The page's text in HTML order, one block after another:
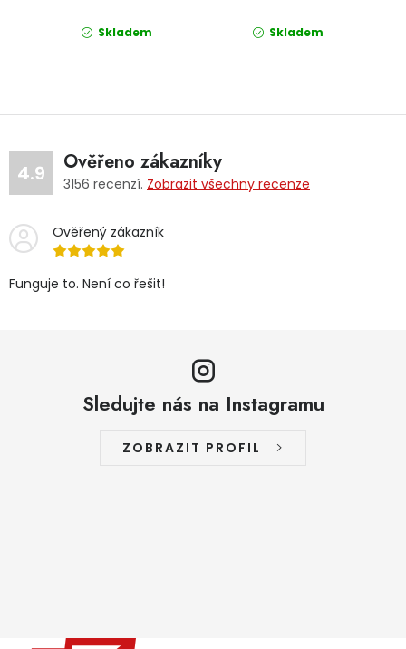
Skladem Skladem
4.9 Ověřeno zákazníky
3156 recenzí. Zobrazit všechny recenze
Ověřený zákazník
Funguje to. Není co řešit!
Sledujte nás na Instagramu
ZOBRAZIT PROFIL